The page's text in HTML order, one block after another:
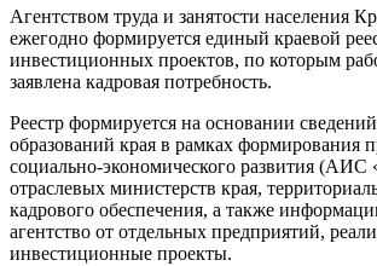
Агентством труда и занятости населения
ежегодно формируется единый краевой
инвестиционных проектов, по которым
заявлена кадровая потребность.
Реестр формируется на основании
образований края в рамках формирования
социально-экономического развития (АИС
отраслевых министерств края,
кадрового обеспечения, а также
агентство от отдельных предприятий,
инвестиционные проекты.